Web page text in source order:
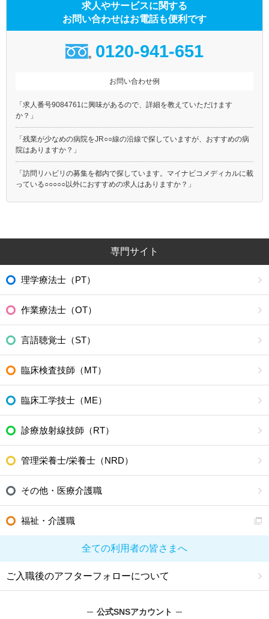
求人やサービスに関する
お問い合わせはお電話も便利です
0120-941-651
お問い合わせ例
「求人番号9084761に興味があるので、詳細を教えていただけます
か？」
「残業が少なめの病院をJR○○線の沿線で探していますが、おすすめの病
院はありますか？」
「訪問リハビリの募集を都内で探しています。マイナビコメディカルに載
っている○○○○○以外におすすめの求人はありますか？」
専門サイト
理学療法士（PT）
作業療法士（OT）
言語聴覚士（ST）
臨床検査技師（MT）
臨床工学技士（ME）
診療放射線技師（RT）
管理栄養士/栄養士（NRD）
その他・医療介護職
福祉・介護職
全ての利用者の皆さまへ
ご入職後のアフターフォローについて
公式SNSアカウント